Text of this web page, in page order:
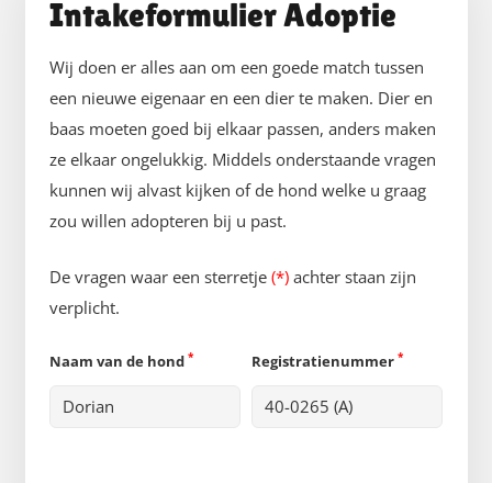
Intakeformulier Adoptie
Wij doen er alles aan om een goede match tussen
een nieuwe eigenaar en een dier te maken. Dier en
baas moeten goed bij elkaar passen, anders maken
ze elkaar ongelukkig. Middels onderstaande vragen
kunnen wij alvast kijken of de hond welke u graag
zou willen adopteren bij u past.
De vragen waar een sterretje (*) achter staan zijn
verplicht.
Naam van de hond * Registratienummer *